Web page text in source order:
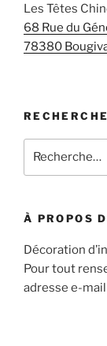
Les Têtes
68 Rue du
78380
pour
À PROPOS
Décoration
Pour tout
adresse e-mail